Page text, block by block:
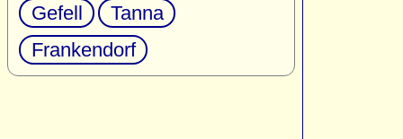
Gefell
Tanna
Frankendorf